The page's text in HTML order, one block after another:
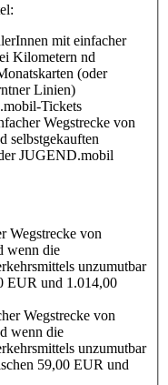
mit einfacher
Kilometern nd
(oder
Linien)
Tickets
Wegstrecke von
selbstgekauften
JUGEND.mobil
Wegstrecke von
wenn die
unzumutbar
EUR und 1.014,00
Wegstrecke von
wenn die
unzumutbar
59,00 EUR und